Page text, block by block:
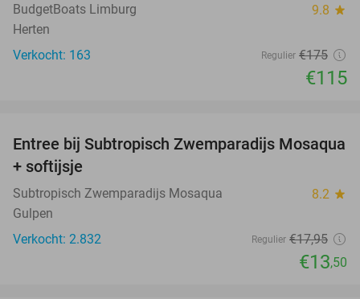
BudgetBoats Limburg 9.8 star
Herten
Verkocht: 163
Regulier €175
€115
25%
Entree bij Subtropisch Zwemparadijs Mosaqua
+ softijsje
Subtropisch Zwemparadijs Mosaqua 8.2 star
Gulpen
Verkocht: 2.832
Regulier €17,95
€13,50